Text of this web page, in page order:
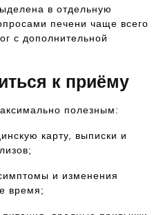
в отдельную
печени чаще всего
с дополнительной
к приёму
полезным:
карту, выписки и
и изменения
время;